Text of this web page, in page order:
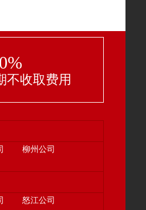
不收取费用
柳州公司
怒江公司